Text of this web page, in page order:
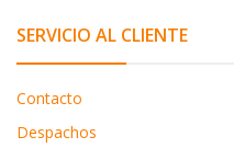
SERVICIO AL CLIENTE
Contacto
Despachos